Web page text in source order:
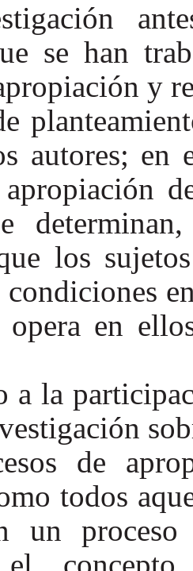
se han
y
autores; en
apropiación
los
opera en
a la
de
todos
un